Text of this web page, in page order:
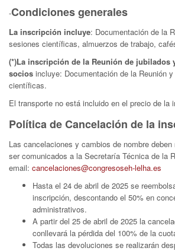
-Condiciones generales
La inscripción incluye: Documentación de la
sesiones científicas, almuerzos de trabajo,
(*)La inscripción de la Reunión de jubilados
socios incluye: Documentación de la Reunión
científicas.
El transporte no está incluido en el precio de la
Política de Cancelación de la
Las cancelaciones y cambios de nombre
ser comunicados a la Secretaría Técnica de la
email: cancelaciones@congresoseh-lelha.es
Hasta el 24 de abril de 2025 se
inscripción, descontando el 50% en
administrativos.
A partir del 25 de abril de 2025 la
conllevará la pérdida del 100% de la
Todas las devoluciones se realizarán